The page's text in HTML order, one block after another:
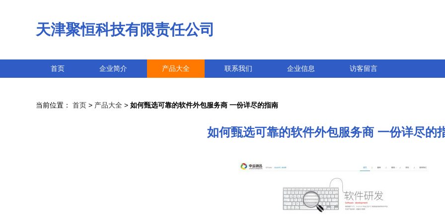
天津聚恒科技有限责任公司
首页 企业简介 产品大全 联系我们 企业信息 访客留言
当前位置： 首页 > 产品大全 > 如何甄选可靠的软件外包服务商 一份详尽的指南
如何甄选可靠的软件外包服务商 一份详尽的